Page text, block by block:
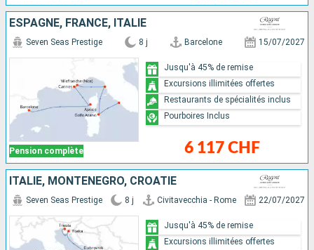
ESPAGNE, FRANCE, ITALIE
Pension complète
Seven Seas Prestige 8 j Barcelone 15/07/2027
6 117 CHF
Jusqu'à 45% de remise
Excursions illimitées offertes
Restaurants de spécialités inclus
Pourboires Inclus
ITALIE, MONTÉNÉGRO, CROATIE
Seven Seas Prestige 8 j Civitavecchia - Rome 22/07/2027
Jusqu'à 45% de remise
Excursions illimitées offertes